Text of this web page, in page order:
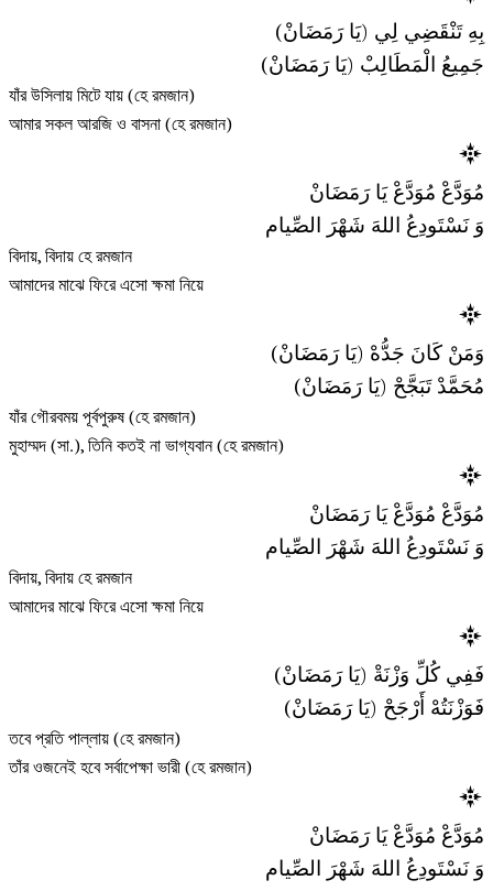
بِهِ تَنْقَضِي لِي (يَا رَمَضَانْ)
جَمِيعُ الْمَطَالِبْ (يَا رَمَضَانْ)
যাঁর উসিলায় মিটে যায় (হে রমজান)
আমার সকল আরজি ও বাসনা (হে রমজান)
مُوَدَّعْ مُوَدَّعْ يَا رَمَضَانْ
وَ نَسْتَودِعُ اللهَ شَهْرَ الصِّيام
বিদায়, বিদায় হে রমজান
আমাদের মাঝে ফিরে এসো ক্ষমা নিয়ে
وَمَنْ كَانَ جَدُّهْ (يَا رَمَضَانْ)
مُحَمَّدْ تَبَجَّحْ (يَا رَمَضَانْ)
যাঁর গৌরবময় পূর্বপুরুষ (হে রমজান)
মুহাম্মদ (সা.), তিনি কতই না ভাগ্যবান (হে রমজান)
مُوَدَّعْ مُوَدَّعْ يَا رَمَضَانْ
وَ نَسْتَودِعُ اللهَ شَهْرَ الصِّيام
বিদায়, বিদায় হে রমজান
আমাদের মাঝে ফিরে এসো ক্ষমা নিয়ে
فَفِي كُلِّ وَزْنَةْ (يَا رَمَضَانْ)
فَوَزْنَتُهْ أَرْجَحْ (يَا رَمَضَانْ)
তবে প্রতি পাল্লায় (হে রমজান)
তাঁর ওজনেই হবে সর্বাপেক্ষা ভারী (হে রমজান)
مُوَدَّعْ مُوَدَّعْ يَا رَمَضَانْ
وَ نَسْتَودِعُ اللهَ شَهْرَ الصِّيام